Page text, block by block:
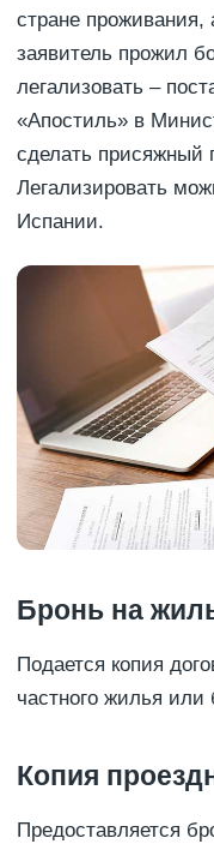
стране проживания,
заявитель прожил
легализовать –
«Апостиль» в
сделать присяжный
Легализировать
Испании.
Бронь на
Подается копия
частного жилья или
Копия
Предоставляется